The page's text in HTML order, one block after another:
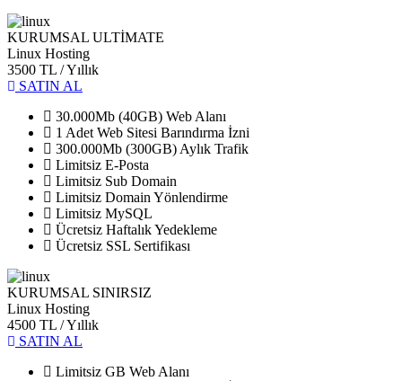
KURUMSAL ULTİMATE
Linux Hosting
3500 TL / Yıllık
SATIN AL
30.000Mb (40GB) Web Alanı
1 Adet Web Sitesi Barındırma İzni
300.000Mb (300GB) Aylık Trafik
Limitsiz E-Posta
Limitsiz Sub Domain
Limitsiz Domain Yönlendirme
Limitsiz MySQL
Ücretsiz Haftalık Yedekleme
Ücretsiz SSL Sertifikası
KURUMSAL SINIRSIZ
Linux Hosting
4500 TL / Yıllık
SATIN AL
Limitsiz GB Web Alanı